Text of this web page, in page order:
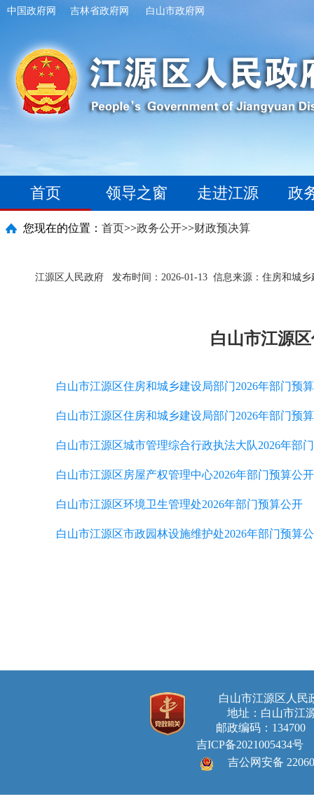
中国政府网 吉林省政府网 白山市政府网
首页 领导之窗 走进江源 政
您现在的位置： 首页>>政务公开>>财政预决算
江源区人民政府 发布时间：2026-01-13 信息来源：住房和城
白山市江源
白山市江源区住房和城乡建设局部门2026年部门预
白山市江源区住房和城乡建设局部门2026年部门预
白山市江源区城市管理综合行政执法大队2026年部
白山市江源区房屋产权管理中心2026年部门预算公开
白山市江源区环境卫生管理处2026年部门预算公开
白山市江源区市政园林设施维护处2026年部门预算
白山市江源区人
地址：白山市江
邮政编码：134700
吉ICP备2021005434号
吉公网安备